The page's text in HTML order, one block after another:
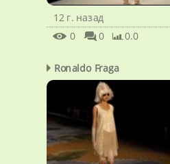
12 г. назад
0
0 0.0
Ronaldo Fraga